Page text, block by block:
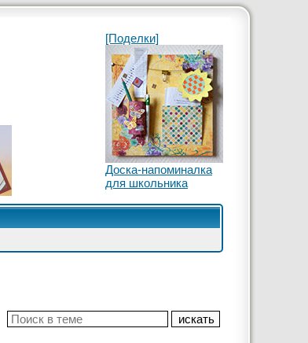
[Поделки]
Доска-напоминалка
для школьника